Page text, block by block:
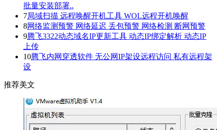
批量安装部署..
7局域扫描 远程唤醒开机工具 WOL远程开机唤醒
8网络监测预警 网络延迟 丢包预警 网络检测 断网预警
9腾飞3322动态域名IP更新工具 动态IP绑定解析 动态IP
上传
10腾飞内网穿透软件 无公网IP架设远程访问 私有远程架
设
推荐美文